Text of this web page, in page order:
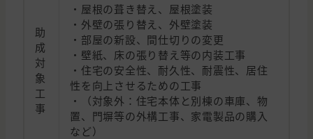
助
成
対
象
工
事
・屋根の葺き替え、屋根塗装
・外壁の張り替え、外壁塗装
・部屋の新設、間仕切りの変更
・壁紙、床の張り替え等の内装工事
・住宅の安全性、耐久性、耐震性、居住
性を向上させるための工事
・（対象外：住宅本体と別棟の車庫、物
置、門塀等の外構工事、家電製品の購入
など）